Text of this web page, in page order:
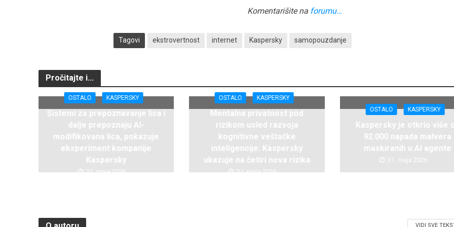
Komentarišite na forumu…
Tagovi ekstrovertnost internet Kaspersky samopouzdanje
Pročitajte i...
OSTALO KASPERSKY
Sistemi za prepoznavanje lica i
dalje prepoznaju AI-
modifikovana lica, pokazuje
eksperiment kompanije
Kaspersky
21. maja 2026.
OSTALO KASPERSKY
Mentalna privatnost pod
rizikom usled razvoja
kognitivne veštačke
inteligencije: Kaspersky
ukazuje na četiri nova rizika
21. maja 2026.
OSTALO KASPERSKY
Kaspersky je otkrio više
92.000 napada malvera
maskiranih u AI agente
21. maja 2026.
VIDI SVE